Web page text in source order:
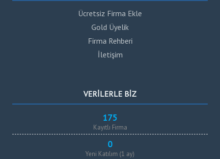
Ücretsiz Firma Ekle
Gold Üyelik
Firma Rehberi
İletişim
VERİLERLE BİZ
175
Kayıtlı Firma
0
Yeni Katılım (1 ay)